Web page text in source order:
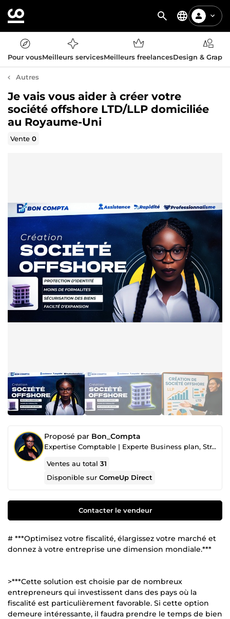
Pour vousMeilleurs servicesMeilleurs freelancesDesign &
Autres
Je vais vous aider à créer votre
société offshore LTD/LLP domiciliée
au Royaume-Uni
Vente0
Proposé par Bon_Compta
Expertise Comptable | Experte Business plan, Stratégie Financière et Marchés Publics
Ventes au total31
Disponible surComeUp Direct
Contacter le vendeur
# ***Optimisez votre fiscalité, élargissez votre marché et
donnez à votre entreprise une dimension mondiale.***
>***Cette solution est choisie par de nombreux
entrepreneurs qui investissent dans des pays où la
fiscalité est particulièrement favorable. Si cette option
demeure intéressante, il faudra prendre le temps de bien